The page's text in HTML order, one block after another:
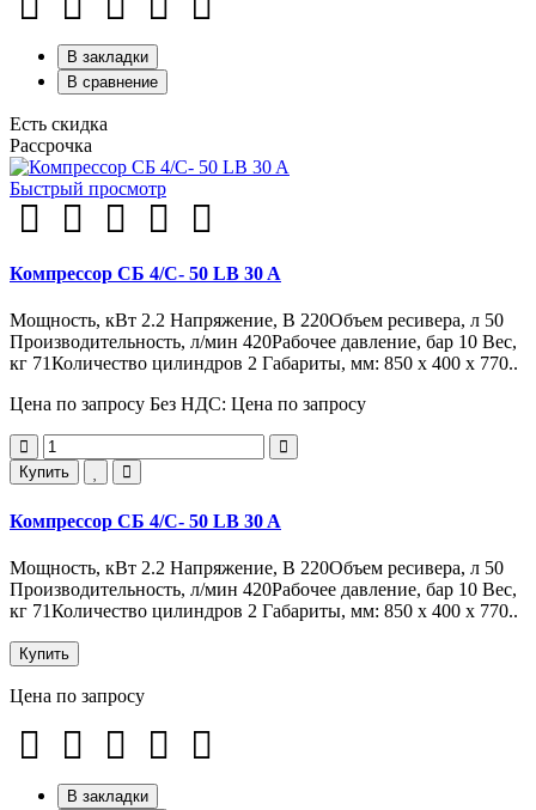
В закладки
В сравнение
Есть скидка
Рассрочка
Быстрый просмотр
Компрессор СБ 4/С- 50 LB 30 A
Мощность, кВт 2.2 Напряжение, В 220Объем ресивера, л 50
Производительность, л/мин 420Рабочее давление, бар 10 Вес,
кг 71Количество цилиндров 2 Габариты, мм: 850 x 400 x 770..
Цена по запросу Без НДС: Цена по запросу
Купить
Компрессор СБ 4/С- 50 LB 30 A
Мощность, кВт 2.2 Напряжение, В 220Объем ресивера, л 50
Производительность, л/мин 420Рабочее давление, бар 10 Вес,
кг 71Количество цилиндров 2 Габариты, мм: 850 x 400 x 770..
Купить
Цена по запросу
В закладки